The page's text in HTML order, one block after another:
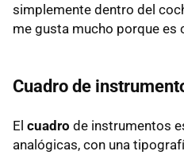
simplemente dentro del
me gusta mucho porque es
Cuadro de
El cuadro de instrumentos
analógicas, con una